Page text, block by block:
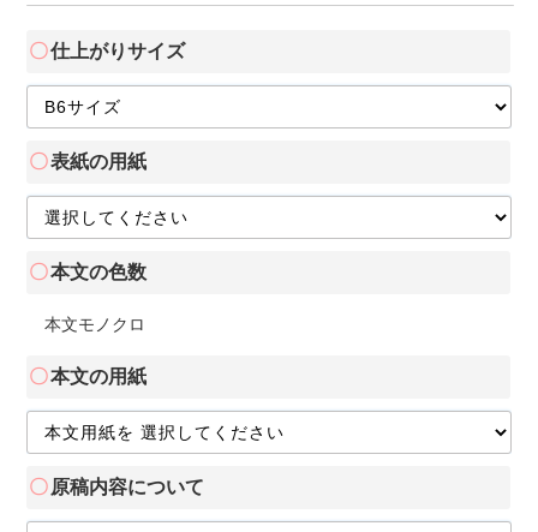
仕上がりサイズ
表紙の用紙
本文の色数
本文モノクロ
本文の用紙
原稿内容について